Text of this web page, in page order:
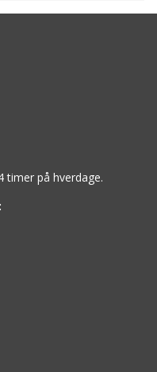
timer på hverdage.